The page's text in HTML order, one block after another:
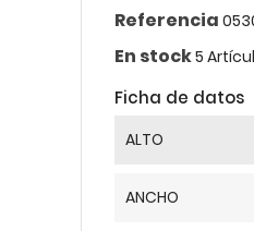
Referencia
En stock5
Ficha de datos
ALTO
ANCHO